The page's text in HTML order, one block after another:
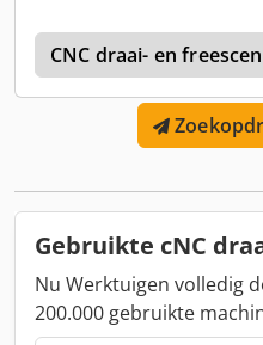
3. Machinedimensies X/Y/
mm, gewicht: ca. 8.000 kg,
bedrijfsuren: ca. 35.000 u,
Documentatie aanwezig.
stroom mogelijk. Csdpfx Ajx
CNC draai- en
Gebruikte cNC
Nu Werktuigen volledig
200.000 gebruikte